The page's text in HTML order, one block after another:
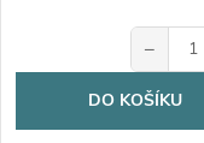
−
DO KOŠÍKU